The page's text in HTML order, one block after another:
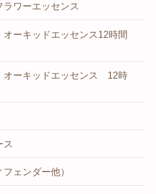
ワーエッセンス
ーキッドエッセンス12時間
ーキッドエッセンス 12時
ス
ェンダー他）